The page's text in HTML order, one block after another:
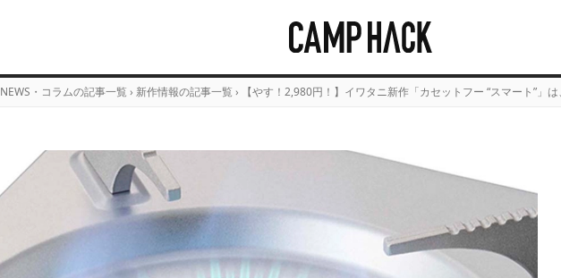
NEWS・コラムの記事一覧 › 新作情報の記事一覧 › 【やす！2,980円！】イワタニ新作「カセットフー “スマート”」